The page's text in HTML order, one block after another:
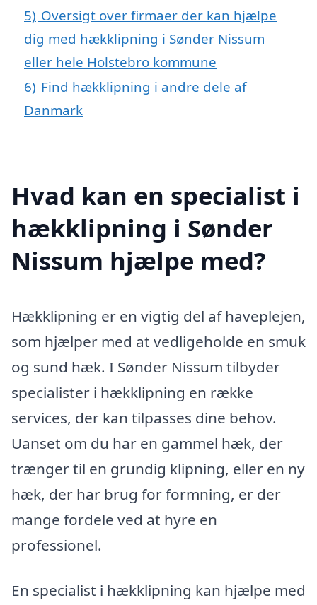
5) Oversigt over firmaer der kan hjælpe
dig med hækklipning i Sønder Nissum
eller hele Holstebro kommune
6) Find hækklipning i andre dele af
Danmark
Hvad kan en specialist i
hækklipning i Sønder
Nissum hjælpe med?
Hækklipning er en vigtig del af haveplejen,
som hjælper med at vedligeholde en smuk
og sund hæk. I Sønder Nissum tilbyder
specialister i hækklipning en række
services, der kan tilpasses dine behov.
Uanset om du har en gammel hæk, der
trænger til en grundig klipning, eller en ny
hæk, der har brug for formning, er der
mange fordele ved at hyre en
professionel.
En specialist i hækklipning kan hjælpe med